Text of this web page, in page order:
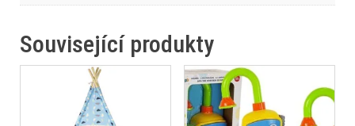
Související produkty